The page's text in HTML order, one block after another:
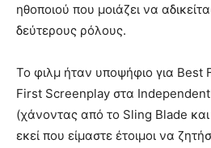
ηθοποιού που μοιάζει να
δεύτερους ρόλους.
Το φιλμ ήταν υποψήφιο για Best
First Screenplay στα
(χάνοντας από το Sling Blade
εκεί που είμαστε έτοιμοι να